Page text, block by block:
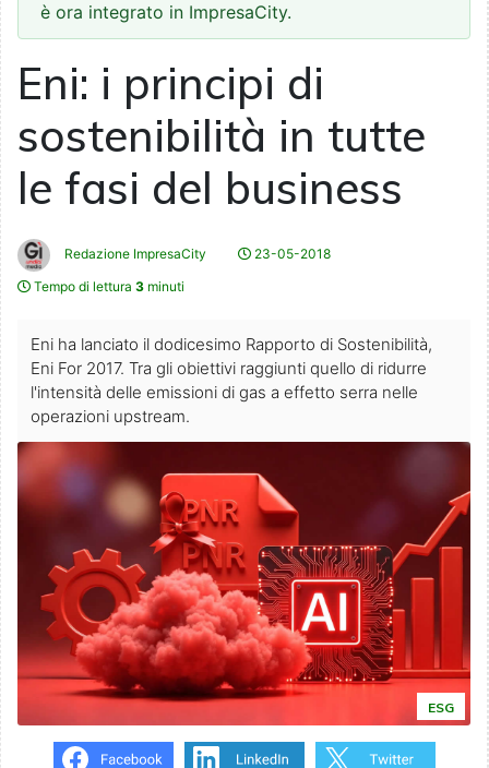
è ora integrato in ImpresaCity.
Eni: i principi di
sostenibilità in tutte
le fasi del business
Redazione ImpresaCity
23-05-2018
Tempo di lettura 3 minuti
Eni ha lanciato il dodicesimo Rapporto di Sostenibilità,
Eni For 2017. Tra gli obiettivi raggiunti quello di ridurre
l'intensità delle emissioni di gas a effetto serra nelle
operazioni upstream.
ESG